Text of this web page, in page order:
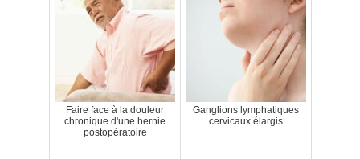
Faire face à la douleur
chronique d'une hernie
postopératoire
Ganglions lymphatiques
cervicaux élargis